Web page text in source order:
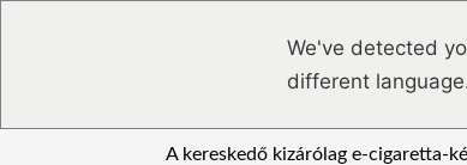
We've detected
different
A kereskedő kizárólag e-cigaretta-